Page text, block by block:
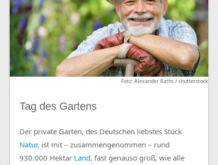
Foto: Alexander Raths / shutterstock
Tag des Gartens
Der private Garten, des Deutschen liebstes Stück
Natur, ist mit – zusammengenommen – rund
930.000 Hektar Land, fast genauso groß, wie alle